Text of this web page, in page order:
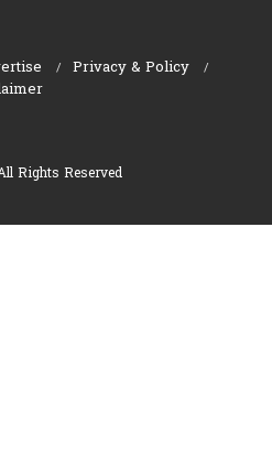
Privacy & Policy
Rights Reserved